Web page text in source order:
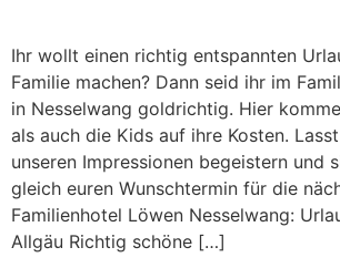
Ihr wollt einen richtig entspannten
Familie machen? Dann seid ihr im
in Nesselwang goldrichtig. Hier
als auch die Kids auf ihre Kosten.
unseren Impressionen begeistern und
gleich euren Wunschtermin für die
Familienhotel Löwen Nesselwang:
Allgäu Richtig schöne […]